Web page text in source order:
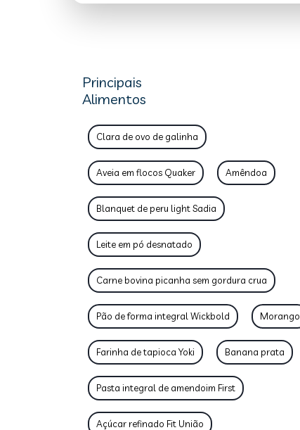
Principais
Alimentos
Clara de ovo de galinha
Aveia em flocos Quaker Amêndoa
Blanquet de peru light Sadia
Leite em pó desnatado
Carne bovina picanha sem gordura crua
Pão de forma integral Wickbold Morango
Farinha de tapioca Yoki Banana prata
Pasta integral de amendoim First
Açúcar refinado Fit União